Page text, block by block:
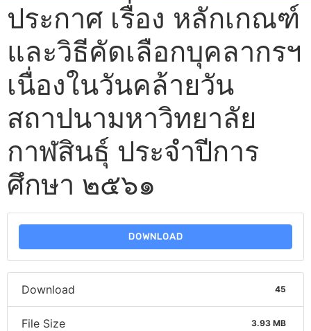
ประกาศ เรื่อง หลักเกณฑ์
และวิธีคัดเลือกบุคลากรฯ
เนื่องในวันคล้ายวัน
สถาปนามหาวิทยาลัย
กาฬสินธุ์ ประจำปีการ
ศึกษา ๒๕๖๑
DOWNLOAD
Download 45
File Size 3.93 MB